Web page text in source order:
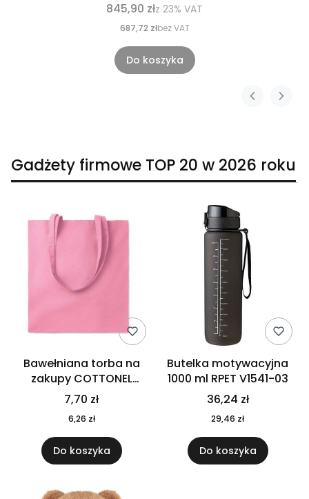
845,90 złz 23% VAT
687,72 złbez VAT
Do koszyka
Gadżety firmowe TOP 20 w 2026 roku
Bawełniana torba na
zakupy COTTONEL
COLOUR++ MO9846-11
7,70 zł
6,26 zł
Do koszyka
Butelka motywacyjna
1000 ml RPET V1541-03
36,24 zł
29,46 zł
Do koszyka